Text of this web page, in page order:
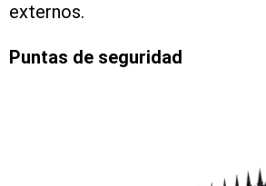
externos.
Puntas de seguridad